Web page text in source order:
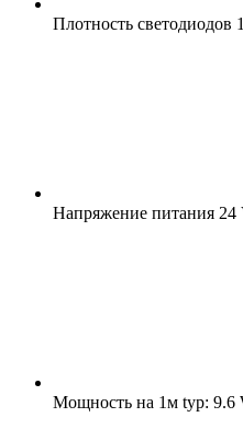
Плотность светодиодов
Напряжение питания 24
Мощность на 1м typ: 9.6